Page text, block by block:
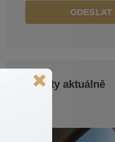
ODESLAT
Reality aktuálně